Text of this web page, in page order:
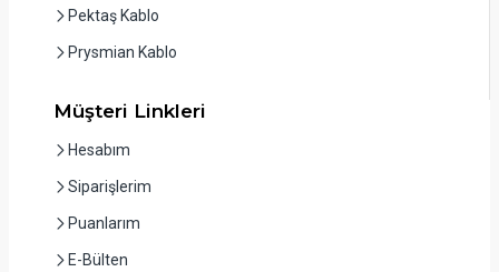
Pektaş Kablo
Prysmian Kablo
Müşteri Linkleri
Hesabım
Siparişlerim
Puanlarım
E-Bülten